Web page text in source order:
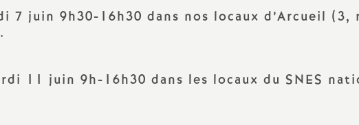
7 juin 9h30-16h30 dans nos locaux d’Arcueil (3,
11 juin 9h-16h30 dans les locaux du SNES